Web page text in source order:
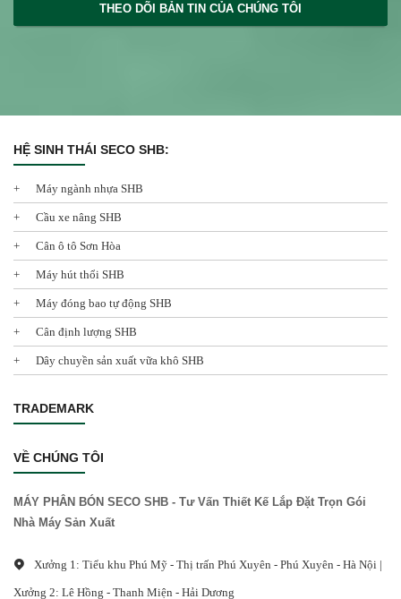
THEO DÕI BẢN TIN CỦA CHÚNG TÔI
HỆ SINH THÁI SECO SHB:
Máy ngành nhựa SHB
Cầu xe nâng SHB
Cân ô tô Sơn Hòa
Máy hút thổi SHB
Máy đóng bao tự động SHB
Cân định lượng SHB
Dây chuyền sản xuất vữa khô SHB
TRADEMARK
VỀ CHÚNG TÔI
MÁY PHÂN BÓN SECO SHB - Tư Vấn Thiết Kế Lắp Đặt Trọn Gói
Nhà Máy Sản Xuất
Xưởng 1: Tiểu khu Phú Mỹ - Thị trấn Phú Xuyên - Phú Xuyên - Hà Nội |
Xưởng 2: Lê Hồng - Thanh Miện - Hải Dương